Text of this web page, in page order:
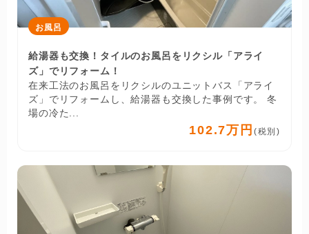
お風呂
給湯器も交換！タイルのお風呂をリクシル「アライ
ズ」でリフォーム！
在来工法のお風呂をリクシルのユニットバス「アライ
ズ」でリフォームし、給湯器も交換した事例です。 冬
場の冷た...
102.7万円 (税別)